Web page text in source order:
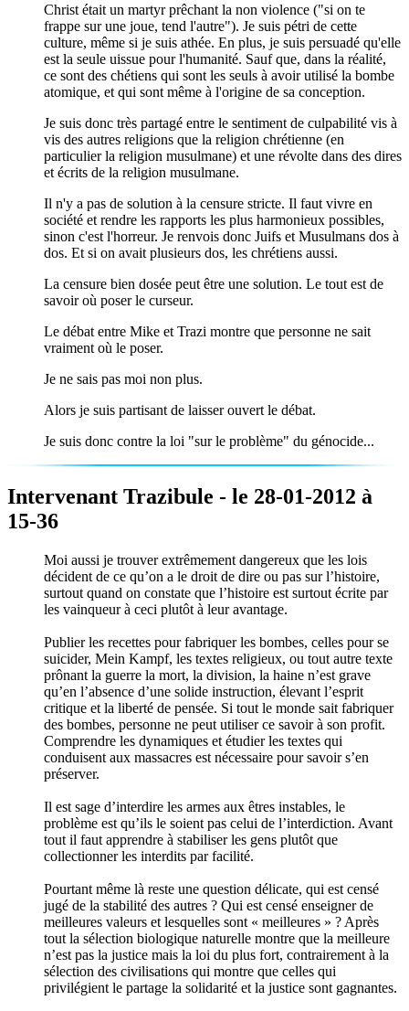
Christ était un martyr prêchant la non violence ("si on te
frappe sur une joue, tend l'autre"). Je suis pétri de cette
culture, même si je suis athée. En plus, je suis persuadé qu'elle
est la seule uissue pour l'humanité. Sauf que, dans la réalité,
ce sont des chétiens qui sont les seuls à avoir utilisé la bombe
atomique, et qui sont même à l'origine de sa conception.
Je suis donc très partagé entre le sentiment de culpabilité vis à
vis des autres religions que la religion chrétienne (en
particulier la religion musulmane) et une révolte dans des dires
et écrits de la religion musulmane.
Il n'y a pas de solution à la censure stricte. Il faut vivre en
société et rendre les rapports les plus harmonieux possibles,
sinon c'est l'horreur. Je renvois donc Juifs et Musulmans dos à
dos. Et si on avait plusieurs dos, les chrétiens aussi.
La censure bien dosée peut être une solution. Le tout est de
savoir où poser le curseur.
Le débat entre Mike et Trazi montre que personne ne sait
vraiment où le poser.
Je ne sais pas moi non plus.
Alors je suis partisant de laisser ouvert le débat.
Je suis donc contre la loi "sur le problème" du génocide...
Intervenant Trazibule - le 28-01-2012 à
15-36
Moi aussi je trouver extrêmement dangereux que les lois
décident de ce qu’on a le droit de dire ou pas sur l’histoire,
surtout quand on constate que l’histoire est surtout écrite par
les vainqueur à ceci plutôt à leur avantage.
Publier les recettes pour fabriquer les bombes, celles pour se
suicider, Mein Kampf, les textes religieux, ou tout autre texte
prônant la guerre la mort, la division, la haine n’est grave
qu’en l’absence d’une solide instruction, élevant l’esprit
critique et la liberté de pensée. Si tout le monde sait fabriquer
des bombes, personne ne peut utiliser ce savoir à son profit.
Comprendre les dynamiques et étudier les textes qui
conduisent aux massacres est nécessaire pour savoir s’en
préserver.
Il est sage d’interdire les armes aux êtres instables, le
problème est qu’ils le soient pas celui de l’interdiction. Avant
tout il faut apprendre à stabiliser les gens plutôt que
collectionner les interdits par facilité.
Pourtant même là reste une question délicate, qui est censé
jugé de la stabilité des autres ? Qui est censé enseigner de
meilleures valeurs et lesquelles sont « meilleures » ? Après
tout la sélection biologique naturelle montre que la meilleure
n’est pas la justice mais la loi du plus fort, contrairement à la
sélection des civilisations qui montre que celles qui
privilégient le partage la solidarité et la justice sont gagnantes.